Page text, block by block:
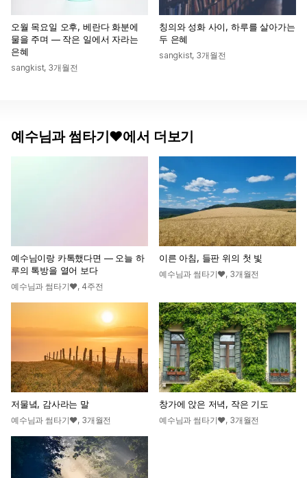
오월 목요일 오후, 베란다 화분에
물을 주며 — 작은 일에서 자라는
은혜
sangkist, 3개월전
칭의와 성화 사이, 하루를 살아가는
두 은혜
sangkist, 3개월전
예수님과 썸타기♥에서 더보기
예수님이랑 카톡했다면 — 오늘 하
루의 톡방을 열어 보다
예수님과 썸타기♥, 4주전
이른 아침, 들판 위의 첫 빛
예수님과 썸타기♥, 3개월전
저물녘, 감사라는 말
예수님과 썸타기♥, 3개월전
창가에 앉은 저녁, 작은 기도
예수님과 썸타기♥, 3개월전